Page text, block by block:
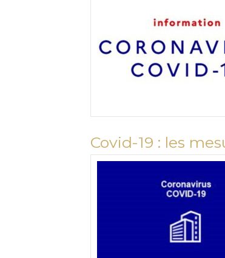
Covid-19 : les